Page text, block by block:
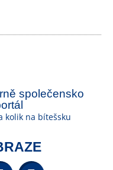
společensko
kolik na bítešsku